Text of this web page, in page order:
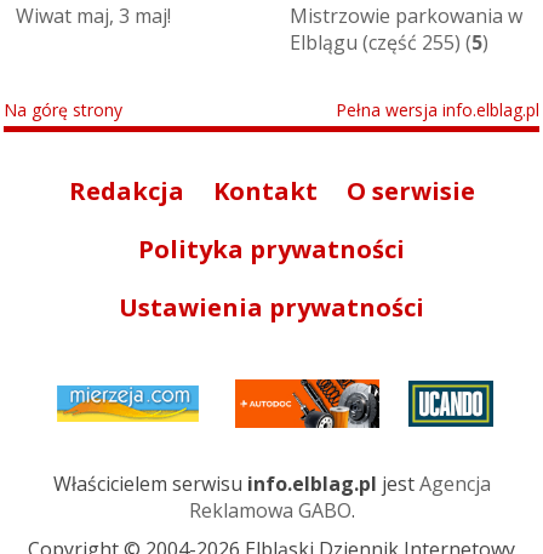
Wiwat maj, 3 maj!
Mistrzowie parkowania w
Elblągu (część 255) (5)
Na górę strony Pełna wersja info.elblag.pl
Redakcja Kontakt
O serwisie
Polityka prywatności
Ustawienia prywatności
Właścicielem serwisu info.elblag.pl jestAgencja
Reklamowa GABO.